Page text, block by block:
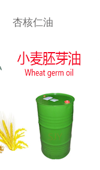
杏核仁油